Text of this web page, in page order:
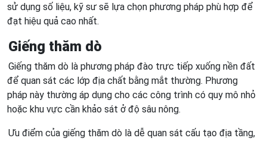
sử dụng số liệu, kỹ sư sẽ lựa chọn phương pháp phù hợp để
đạt hiệu quả cao nhất.
Giếng thăm dò
Giếng thăm dò là phương pháp đào trực tiếp xuống nền đất
để quan sát các lớp địa chất bằng mắt thường. Phương
pháp này thường áp dụng cho các công trình có quy mô nhỏ
hoặc khu vực cần khảo sát ở độ sâu nông.
Ưu điểm của giếng thăm dò là dễ quan sát cấu tạo địa tầng,